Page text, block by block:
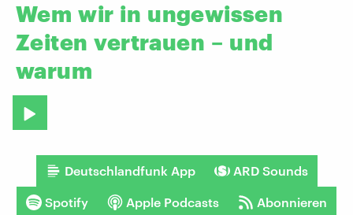
Wem wir in ungewissen
Zeiten vertrauen – und
warum
Deutschlandfunk App ARD Sounds
Spotify Apple Podcasts Abonnieren